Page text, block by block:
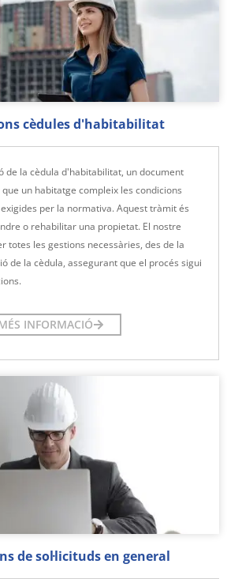
cèdules d'habitabilitat
de la cèdula d'habitabilitat, un document
un habitatge compleix les condicions
per la normativa. Aquest tràmit és
o rehabilitar una propietat. El nostre
totes les gestions necessàries, des de la
de la cèdula, assegurant que el procés sigui
INFORMACIÓ
de sol·licituds en general